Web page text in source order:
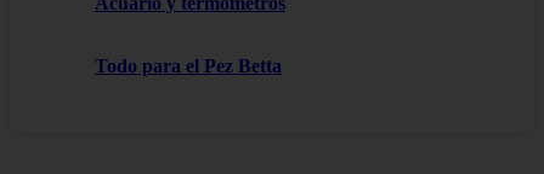
Todo para el Pez Betta